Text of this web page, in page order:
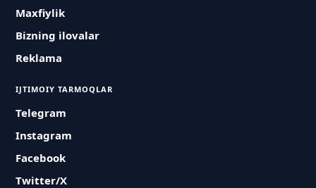
Maxfiylik
Bizning ilovalar
Reklama
IJTIMOIY TARMOQLAR
Telegram
Instagram
Facebook
Twitter/X